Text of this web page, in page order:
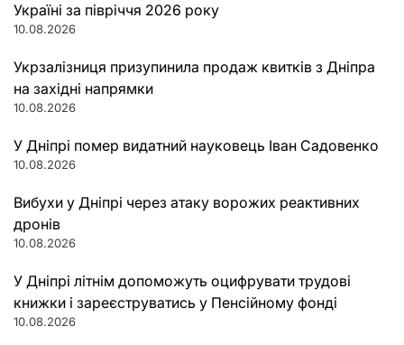
Україні за півріччя 2026 року
10.08.2026
Укрзалізниця призупинила продаж квитків з Дніпра
на західні напрямки
10.08.2026
У Дніпрі помер видатний науковець Іван Садовенко
10.08.2026
Вибухи у Дніпрі через атаку ворожих реактивних
дронів
10.08.2026
У Дніпрі літнім допоможуть оцифрувати трудові
книжки і зареєструватись у Пенсійному фонді
10.08.2026